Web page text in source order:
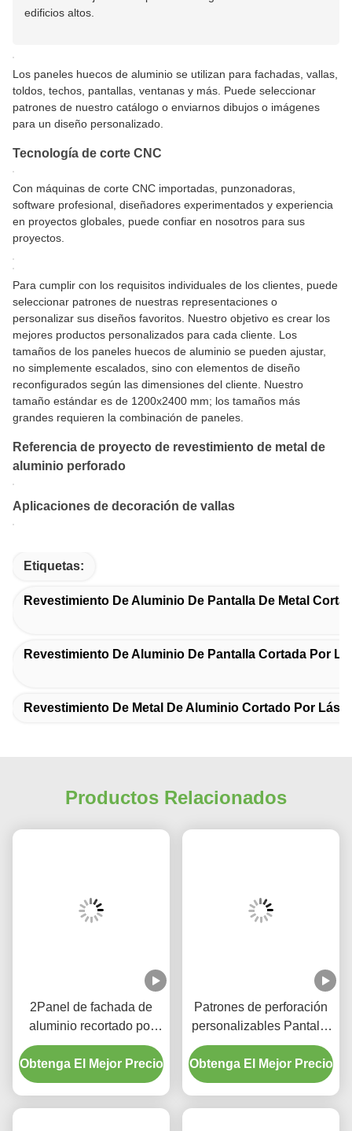
edificios altos.
Los paneles huecos de aluminio se utilizan para fachadas, vallas,
toldos, techos, pantallas, ventanas y más. Puede seleccionar
patrones de nuestro catálogo o enviarnos dibujos o imágenes
para un diseño personalizado.
Tecnología de corte CNC
Con máquinas de corte CNC importadas, punzonadoras,
software profesional, diseñadores experimentados y experiencia
en proyectos globales, puede confiar en nosotros para sus
proyectos.
Para cumplir con los requisitos individuales de los clientes, puede
seleccionar patrones de nuestras representaciones o
personalizar sus diseños favoritos. Nuestro objetivo es crear los
mejores productos personalizados para cada cliente. Los
tamaños de los paneles huecos de aluminio se pueden ajustar,
no simplemente escalados, sino con elementos de diseño
reconfigurados según las dimensiones del cliente. Nuestro
tamaño estándar es de 1200x2400 mm; los tamaños más
grandes requieren la combinación de paneles.
Referencia de proyecto de revestimiento de metal de
aluminio perforado
Aplicaciones de decoración de vallas
Etiquetas:
Revestimiento De Aluminio De Pantalla De Metal
Revestimiento De Aluminio De Pantalla Cortada Por
Revestimiento De Metal De Aluminio Cortado Por Láser
Productos Relacionados
2Panel de fachada de
aluminio recortado por
láser con recubrimiento
PVDF de.5 mm para
recintos de aire
Obtenga El Mejor Precio
Patrones de perforación
personalizables Pantalla
de aluminio con
revestimiento PVDF para
control de luz y sombra
Obtenga El Mejor Precio